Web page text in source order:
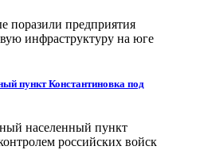
пункт Константиновка под